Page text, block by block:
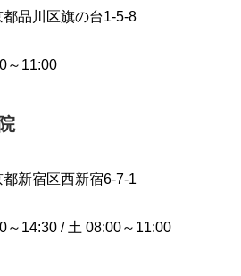
品川区旗の台1-5-8
～11:00
新宿区西新宿6-7-1
～14:30 / 土 08:00～11:00